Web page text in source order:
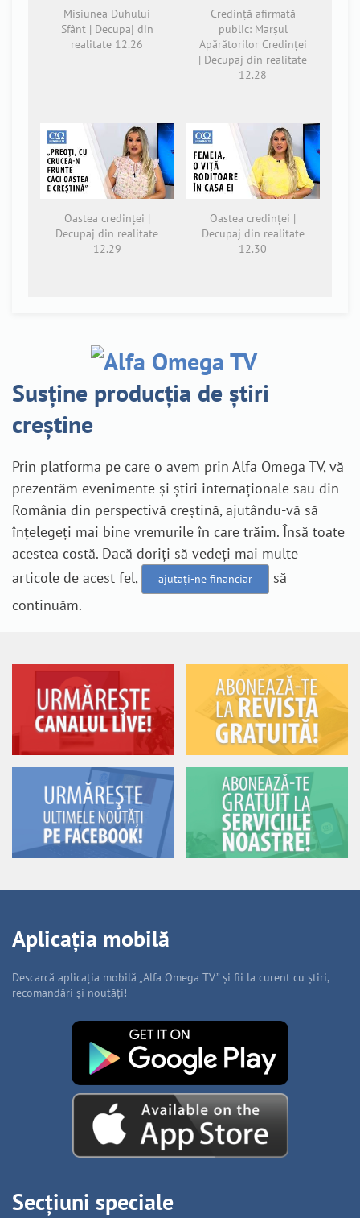
Misiunea Duhului
Sfânt | Decupaj din
realitate 12.26
Credință afirmată
public: Marșul
Apărătorilor Credinței
| Decupaj din realitate
12.28
Oastea credinței |
Decupaj din realitate
12.29
Oastea credinței |
Decupaj din realitate
12.30
Susține producția de știri
creștine
Prin platforma pe care o avem prin Alfa Omega TV, vă
prezentăm evenimente și știri internaționale sau din
România din perspectivă creștină, ajutându-vă să
înțelegeți mai bine vremurile în care trăim. Însă toate
acestea costă. Dacă doriți să vedeți mai multe
articole de acest fel,
ajutați-ne financiar
să
continuăm.
Aplicația mobilă
Descarcă aplicația mobilă „Alfa Omega TV” și fii la curent cu știri,
recomandări și noutăți!
Secțiuni speciale